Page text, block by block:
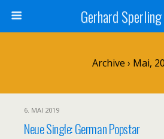
Gerhard
Archive › Mai,
6. MAI 2019
Neue Single: German Popstar